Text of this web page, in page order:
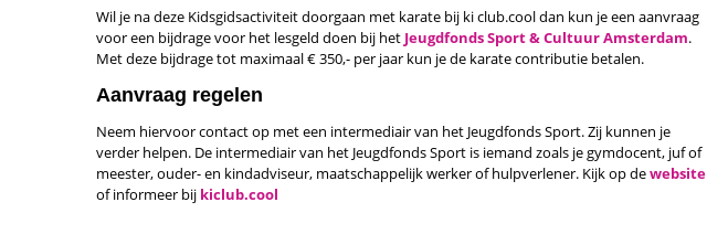
Wil je na deze Kidsgidsactiviteit doorgaan met karate bij ki club.cool dan kun je een aanvraag
voor een bijdrage voor het lesgeld doen bij het Jeugdfonds Sport & Cultuur Amsterdam.
Met deze bijdrage tot maximaal € 350,- per jaar kun je de karate contributie betalen.
Aanvraag regelen
Neem hiervoor contact op met een intermediair van het Jeugdfonds Sport. Zij kunnen je
verder helpen. De intermediair van het Jeugdfonds Sport is iemand zoals je gymdocent, juf of
meester, ouder- en kindadviseur, maatschappelijk werker of hulpverlener. Kijk op dewebsite
of informeer bij kiclub.cool